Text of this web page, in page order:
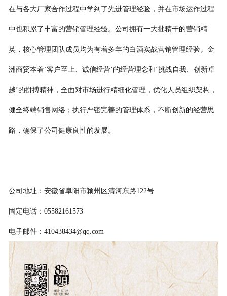
在与各大厂家合作过程中学到了先进管理经验，并在市场运作过程
中也积累了丰富的营销管理经验。公司拥有一大批精干的营销精
英，核心管理团队成员均为有着多年的白酒实战营销管理经验。金
洲商贸本着‘客户至上、诚信经营’的经营理念和‘挑战自我、创新卓
越’的拼搏精神，全面对市场进行精细化管理，优化人员组织架构，
健全终端销售网络；执行严密完善的管理体系，不断创新的经营思
路，确保了公司健康良性的发展。
公司地址：安徽省阜阳市颍州区清河东路122号
固定电话：05582161573
电子邮件：410438434@qq.com